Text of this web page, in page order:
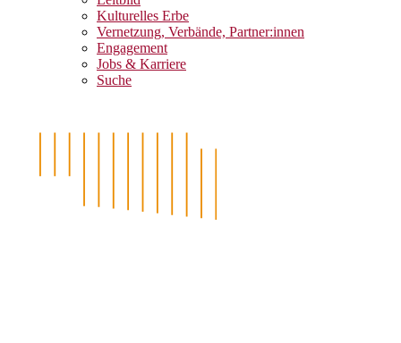
Kulturelles Erbe
Vernetzung, Verbände, Partner:innen
Engagement
Jobs & Karriere
Suche